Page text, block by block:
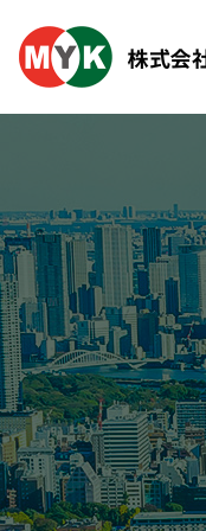
事業内容
詳しく見る
会社案内
採用情報